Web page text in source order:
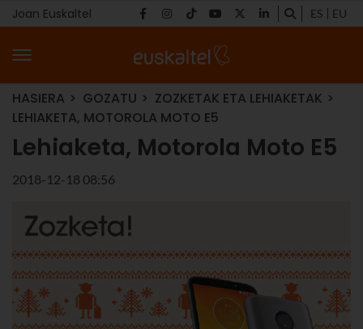
Joan Euskaltel ES EU
HASIERA GOZATU
ZOZKETAK ETA LEHIAKETAK
LEHIAKETA, MOTOROLA MOTO E5
Lehiaketa, Motorola Moto E5
2018-12-18 08:56